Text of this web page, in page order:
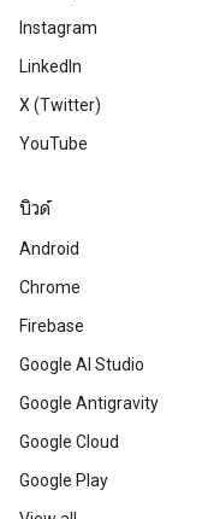
Instagram
LinkedIn
X (Twitter)
YouTube
บิวด์
Android
Chrome
Firebase
Google AI Studio
Google Antigravity
Google Cloud
Google Play